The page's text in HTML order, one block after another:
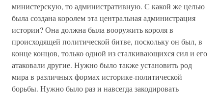
министерскую, то административную. С какой же целью
была создана королем эта центральная администрация
истории? Она должна была вооружить короля в
происходящей политической битве, поскольку он был, в
конце концов, только одной из сталкивающихся сил и его
атаковали другие. Нужно было также установить род
мира в различных формах историке-политической
борьбы. Нужно было раз и навсегда закодировать